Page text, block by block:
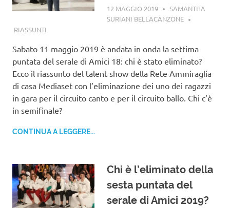
12 MAGGIO 2019
SAMANTHA
SURIANI BELLACANZONE
RIASSUNTI
Sabato 11 maggio 2019 è andata in onda la settima
puntata del serale di Amici 18: chi è stato eliminato?
Ecco il riassunto del talent show della Rete Ammiraglia
di casa Mediaset con l’eliminazione dei uno dei ragazzi
in gara per il circuito canto e per il circuito ballo. Chi c’è
in semifinale?
CONTINUA A LEGGERE...
Chi è l’eliminato della
sesta puntata del
serale di Amici 2019?